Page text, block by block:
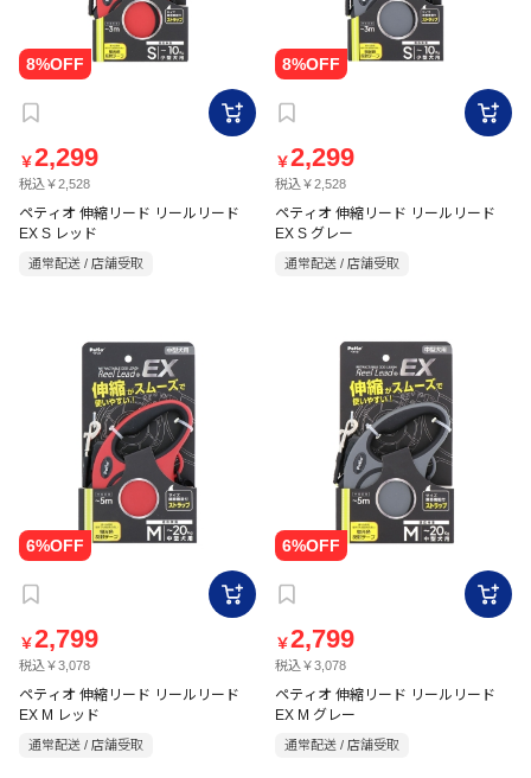
￥2,299
税込￥2,528
ペティオ 伸縮リード リールリード
EX S レッド
通常配送 / 店舗受取
￥2,299
税込￥2,528
ペティオ 伸縮リード リールリード
EX S グレー
通常配送 / 店舗受取
￥2,799
税込￥3,078
ペティオ 伸縮リード リールリード
EX M レッド
通常配送 / 店舗受取
￥2,799
税込￥3,078
ペティオ 伸縮リード リールリード
EX M グレー
通常配送 / 店舗受取